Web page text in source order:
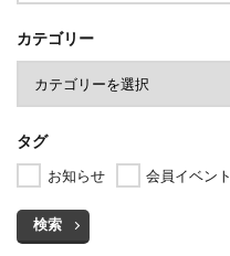
カテゴリー
タグ
お知らせ 会員イベント
検索